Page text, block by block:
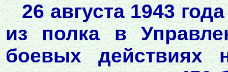
26 августа 1943
из полка в
боевых действиях